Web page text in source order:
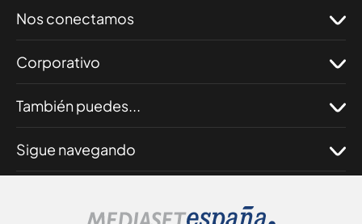
Nos conectamos
Corporativo
También puedes...
Sigue navegando